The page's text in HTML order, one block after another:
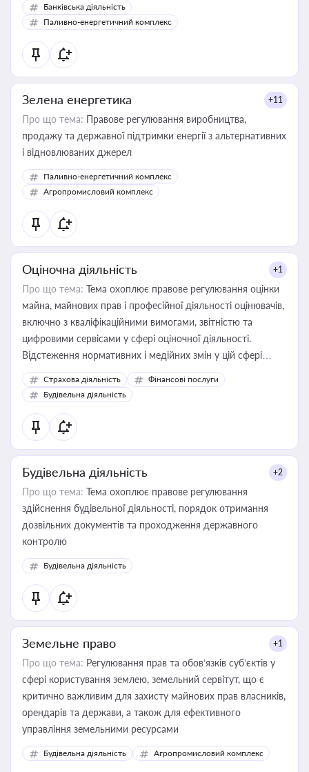
Банківська діяльність
Паливно-енергетичний комплекс
Зелена енергетика +11
Про що тема: Правове регулювання виробництва,
продажу та державної підтримки енергії з альтернативних
і відновлюваних джерел
Паливно-енергетичний комплекс
Агропромисловий комплекс
Оціночна діяльність +1
Про що тема: Тема охоплює правове регулювання оцінки
майна, майнових прав і професійної діяльності оцінювачів,
включно з кваліфікаційними вимогами, звітністю та
цифровими сервісами у сфері оціночної діяльності.
Відстеження нормативних і медійних змін у цій сфері
корисне для власника бізнесу, керівника, юриста або
бухгалтера під час оподаткування, приватизації, оренди
державного майна, корпоративних угод і перевірки
статусу суб'єктів оціночної діяльності
Страхова діяльність
Фінансові послуги
Будівельна діяльність
Будівельна діяльність +2
Про що тема: Тема охоплює правове регулювання
здійснення будівельної діяльності, порядок отримання
дозвільних документів та проходження державного
контролю
Будівельна діяльність
Земельне право +1
Про що тема: Регулювання прав та обов’язків суб’єктів у
сфері користування землею, земельний сервітут, що є
критично важливим для захисту майнових прав власників,
орендарів та держави, а також для ефективного
управління земельними ресурсами
Будівельна діяльність Агропромисловий комплекс